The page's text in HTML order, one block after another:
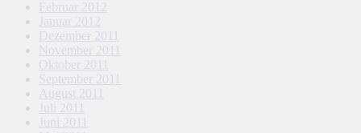
Februar 2012
Januar 2012
Dezember 2011
November 2011
Oktober 2011
September 2011
August 2011
Juli 2011
Juni 2011